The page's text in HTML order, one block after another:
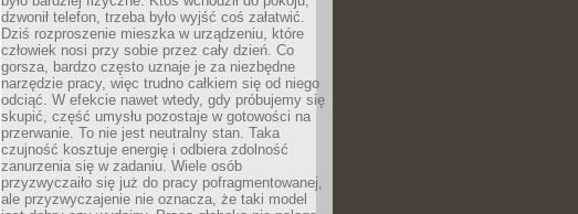
dzwonił telefon, trzeba było wyjść coś załatwić.
Dziś rozproszenie mieszka w urządzeniu, które
człowiek nosi przy sobie przez cały dzień. Co
gorsza, bardzo często uznaje je za niezbędne
narzędzie pracy, więc trudno całkiem się od niego
odciąć. W efekcie nawet wtedy, gdy próbujemy się
skupić, część umysłu pozostaje w gotowości na
przerwanie. To nie jest neutralny stan. Taka
czujność kosztuje energię i odbiera zdolność
zanurzenia się w zadaniu. Wiele osób
przyzwyczaiło się już do pracy pofragmentowanej,
ale przyzwyczajenie nie oznacza, że taki model